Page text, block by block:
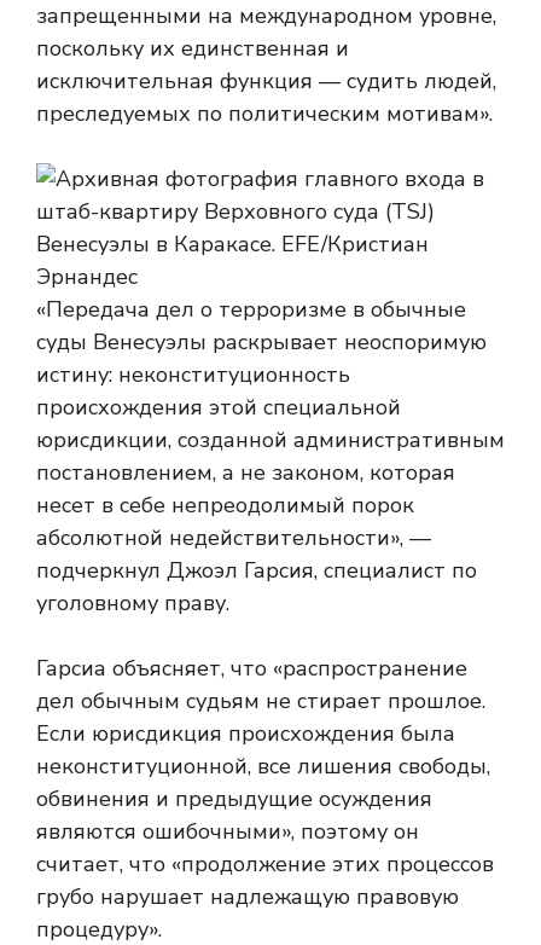
запрещенными на международном уровне,
поскольку их единственная и
исключительная функция — судить людей,
преследуемых по политическим мотивам».
«Передача дел о терроризме в обычные
суды Венесуэлы раскрывает неоспоримую
истину: неконституционность
происхождения этой специальной
юрисдикции, созданной административным
постановлением, а не законом, которая
несет в себе непреодолимый порок
абсолютной недействительности», —
подчеркнул Джоэл Гарсия, специалист по
уголовному праву.
Гарсиа объясняет, что «распространение
дел обычным судьям не стирает прошлое.
Если юрисдикция происхождения была
неконституционной, все лишения свободы,
обвинения и предыдущие осуждения
являются ошибочными», поэтому он
считает, что «продолжение этих процессов
грубо нарушает надлежащую правовую
процедуру».